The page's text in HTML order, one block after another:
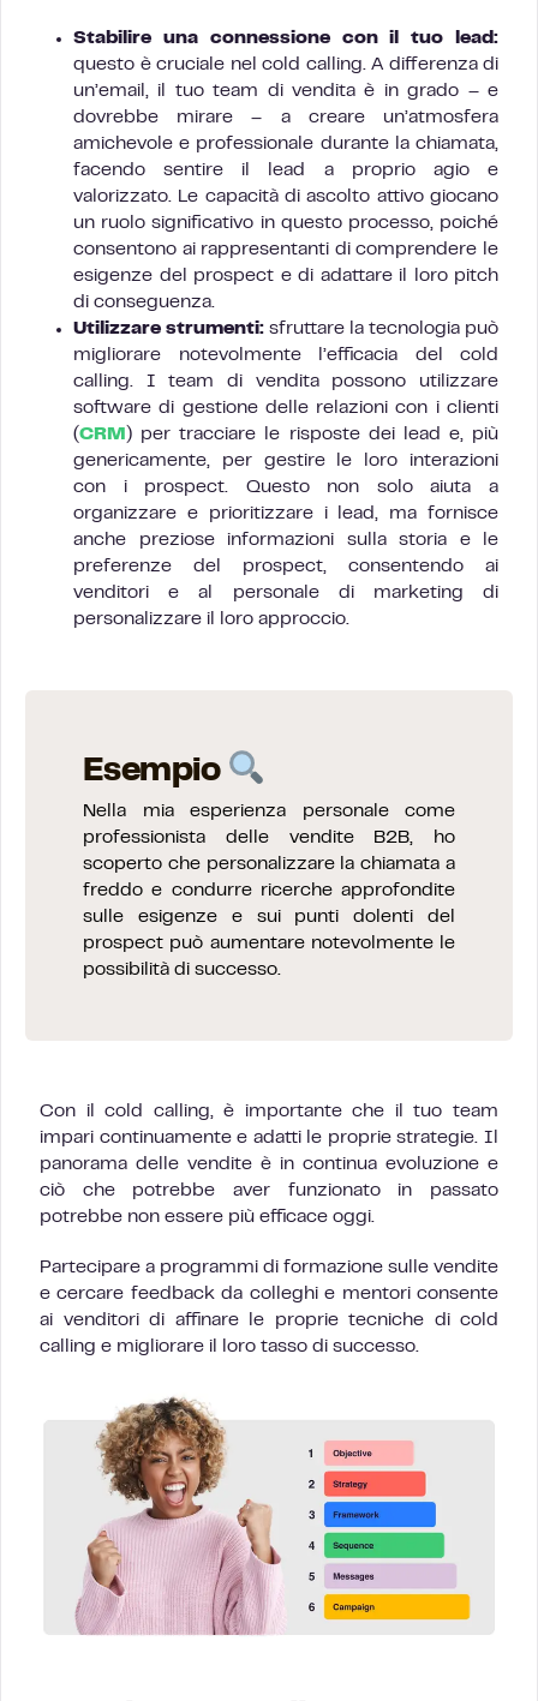
Stabilire una connessione con il tuo lead:
questo è cruciale nel cold calling. A differenza di
un’email, il tuo team di vendita è in grado – e
dovrebbe mirare – a creare un’atmosfera
amichevole e professionale durante la chiamata,
facendo sentire il lead a proprio agio e
valorizzato. Le capacità di ascolto attivo giocano
un ruolo significativo in questo processo, poiché
consentono ai rappresentanti di comprendere le
esigenze del prospect e di adattare il loro pitch
di conseguenza.
Utilizzare strumenti: sfruttare la tecnologia può
migliorare notevolmente l’efficacia del cold
calling. I team di vendita possono utilizzare
software di gestione delle relazioni con i clienti
(CRM ) per tracciare le risposte dei lead e, più
genericamente, per gestire le loro interazioni
con i prospect. Questo non solo aiuta a
organizzare e prioritizzare i lead, ma fornisce
anche preziose informazioni sulla storia e le
preferenze del prospect, consentendo ai
venditori e al personale di marketing di
personalizzare il loro approccio.
Esempio
Nella mia esperienza personale come
professionista delle vendite B2B, ho
scoperto che personalizzare la chiamata a
freddo e condurre ricerche approfondite
sulle esigenze e sui punti dolenti del
prospect può aumentare notevolmente le
possibilità di successo.
Con il cold calling, è importante che il tuo team
impari continuamente e adatti le proprie strategie. Il
panorama delle vendite è in continua evoluzione e
ciò che potrebbe aver funzionato in passato
potrebbe non essere più efficace oggi.
Partecipare a programmi di formazione sulle vendite
e cercare feedback da colleghi e mentori consente
ai venditori di affinare le proprie tecniche di cold
calling e migliorare il loro tasso di successo.